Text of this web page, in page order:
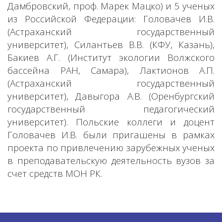
Дамбровский, проф. Марек Мацко) и 5 ученых
из Российской Федерации: Головачев И.В.
(Астраханский государственный
университет), Силантьев В.В. (КФУ, Казань),
Бакиев А.Г. (Институт экологии Волжского
бассейна РАН, Самара), Лактионов А.П.
(Астраханский государственный
университет), Давыгора А.В. (Оренбургский
государственный педагогический
университет). Польские коллеги и доцент
Головачев И.В. были пригашены в рамках
проекта по привлечению зарубежных ученых
в преподавательскую деятельность вузов за
счет средств МОН РК.